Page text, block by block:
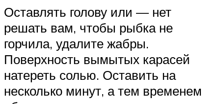
Оставлять голову или — нет
решать вам, чтобы рыбка не
горчила, удалите жабры.
Поверхность вымытых карасей
натереть солью. Оставить на
несколько минут, а тем временем